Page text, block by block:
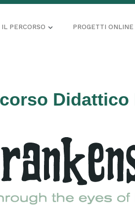
IL PERCORSO PROGETTI ONLINE